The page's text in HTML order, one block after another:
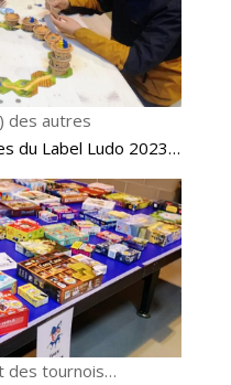
des autres
du Label Ludo 2023…
des tournois…